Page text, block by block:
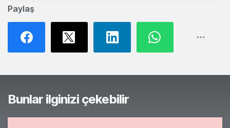
Paylaş
Bunlar ilginizi çekebilir